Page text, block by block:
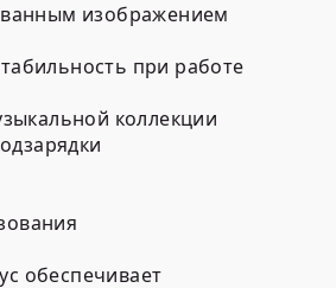
изображением
при работе
коллекции
обеспечивает